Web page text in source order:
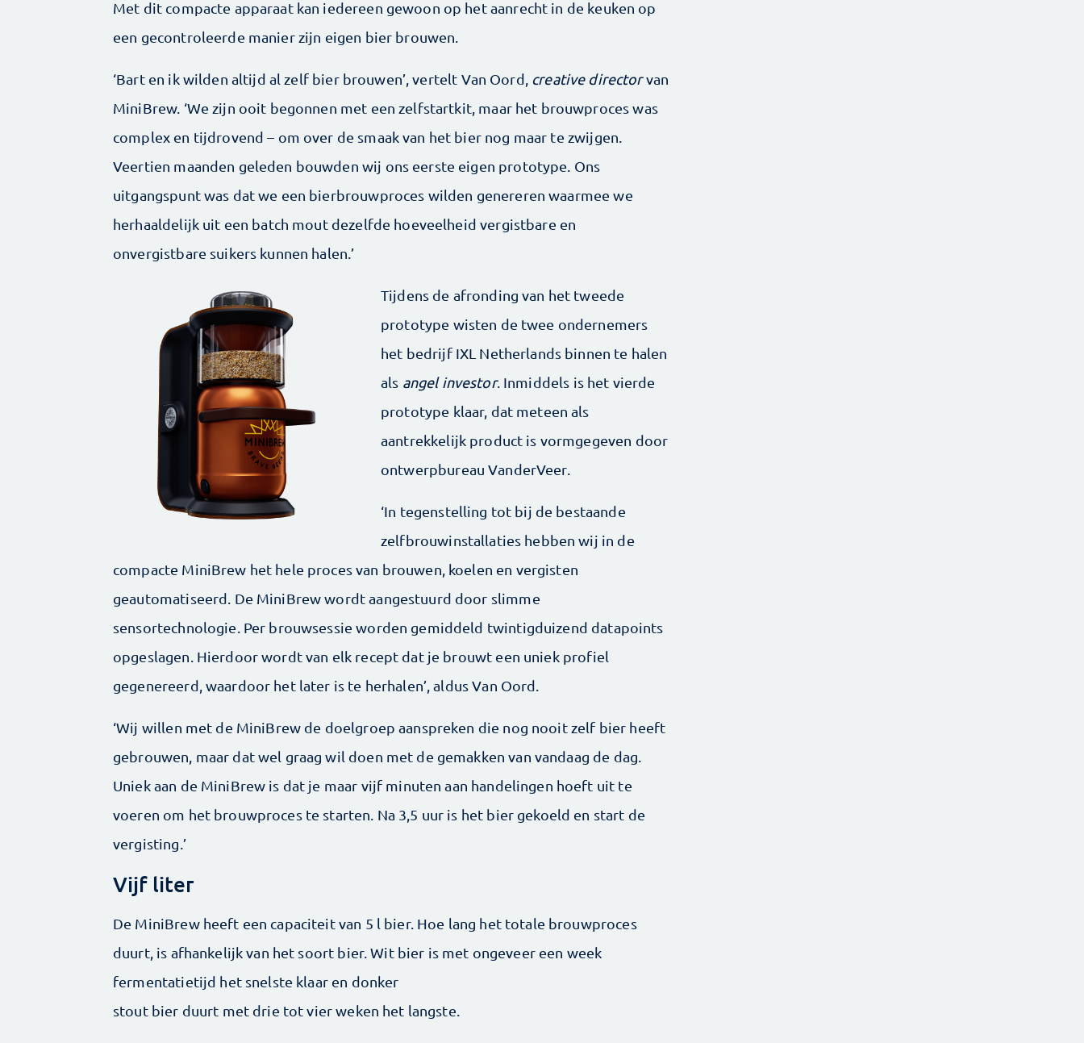
Met dit compacte apparaat kan iedereen gewoon op het aanrecht in de keuken op
een gecontroleerde manier zijn eigen bier brouwen.
‘Bart en ik wilden altijd al zelf bier brouwen’, vertelt Van Oord, creative directorvan
MiniBrew. ‘We zijn ooit begonnen met een zelfstartkit, maar het brouwproces was
complex en tijdrovend – om over de smaak van het bier nog maar te zwijgen.
Veertien maanden geleden bouwden wij ons eerste eigen prototype. Ons
uitgangspunt was dat we een bierbrouwproces wilden genereren waarmee we
herhaaldelijk uit een batch mout dezelfde hoeveelheid vergistbare en
onvergistbare suikers kunnen halen.’
Tijdens de afronding van het tweede
prototype wisten de twee ondernemers
het bedrijf IXL Netherlands binnen te halen
als angel investor. Inmiddels is het vierde
prototype klaar, dat meteen als
aantrekkelijk product is vormgegeven door
ontwerpbureau VanderVeer.
‘In tegenstelling tot bij de bestaande
zelfbrouwinstallaties hebben wij in de
compacte MiniBrew het hele proces van brouwen, koelen en vergisten
geautomatiseerd. De MiniBrew wordt aangestuurd door slimme
sensortechnologie. Per brouwsessie worden gemiddeld twintigduizend datapoints
opgeslagen. Hierdoor wordt van elk recept dat je brouwt een uniek profiel
gegenereerd, waardoor het later is te herhalen’, aldus Van Oord.
‘Wij willen met de MiniBrew de doelgroep aanspreken die nog nooit zelf bier heeft
gebrouwen, maar dat wel graag wil doen met de gemakken van vandaag de dag.
Uniek aan de MiniBrew is dat je maar vijf minuten aan handelingen hoeft uit te
voeren om het brouwproces te starten. Na 3,5 uur is het bier gekoeld en start de
vergisting.’
Vijf liter
De MiniBrew heeft een capaciteit van 5 l bier. Hoe lang het totale brouwproces
duurt, is afhankelijk van het soort bier. Wit bier is met ongeveer een week
fermentatietijd het snelste klaar en donker
stout bier duurt met drie tot vier weken het langste.